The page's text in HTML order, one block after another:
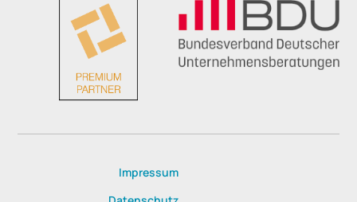
Impressum